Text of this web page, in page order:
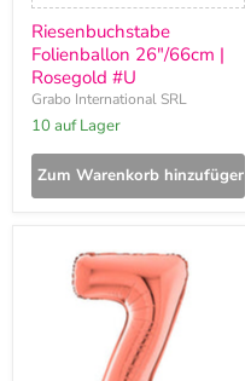
Riesenbuchstabe
Folienballon 26"/66cm |
Rosegold #U
Grabo International SRL
10 auf Lager
Zum Warenkorb hinzufügen
Riesenbuchstabe
Folienballon
26"/66cm